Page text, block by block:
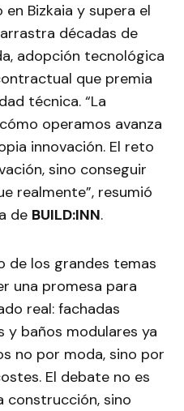
Bizkaia y supera el
arrastra décadas de
adopción tecnológica
que premia
técnica. “La
operamos avanza
innovación. El reto
sino conseguir
realmente”, resumió
de BUILD:INN.
de los grandes temas
una promesa para
real: fachadas
y baños modulares ya
no por moda, sino por
El debate no es
construcción, sino